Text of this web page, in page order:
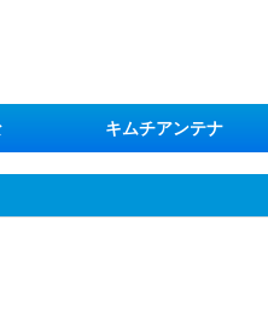
キムチアンテナ